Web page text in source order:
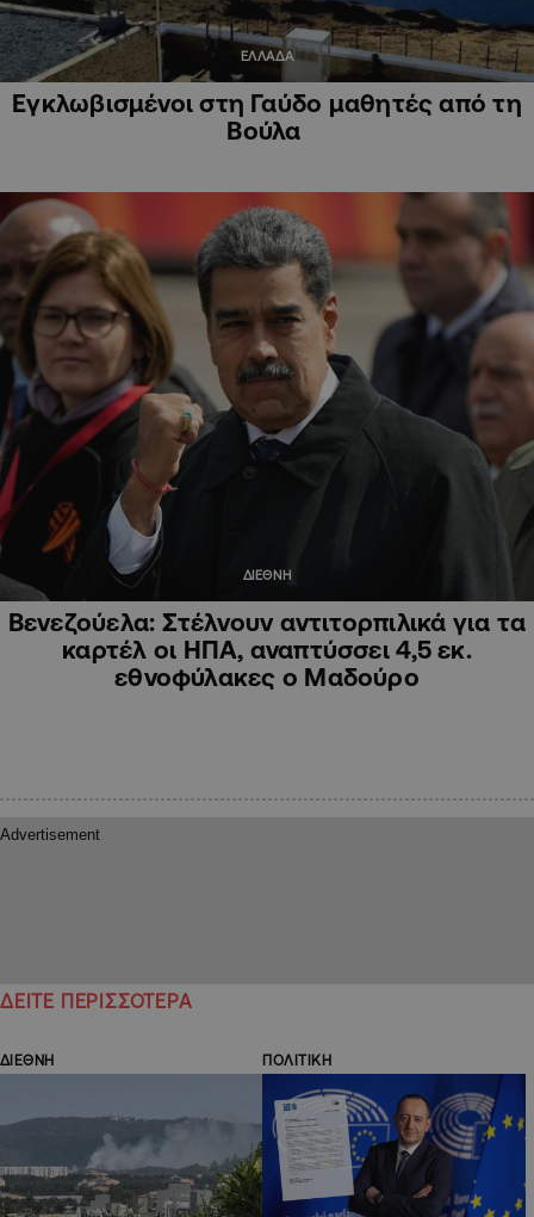
ΕΛΛΑΔΑ
Εγκλωβισμένοι στη Γαύδο μαθητές από τη
Βούλα
ΔΙΕΘΝΗ
Βενεζούελα: Στέλνουν αντιτορπιλικά για τα
καρτέλ οι ΗΠΑ, αναπτύσσει 4,5 εκ.
εθνοφύλακες ο Μαδούρο
ΔΕΙΤΕ ΠΕΡΙΣΣΟΤΕΡΑ
ΔΙΕΘΝΗ ΠΟΛΙΤΙΚΗ